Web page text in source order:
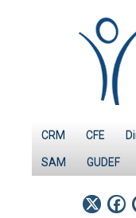
CRM CFE
SAM GUDEF